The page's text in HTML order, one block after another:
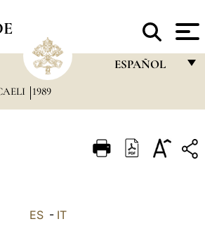
ESPAÑOL
ITALIANO
1989
ES- IT